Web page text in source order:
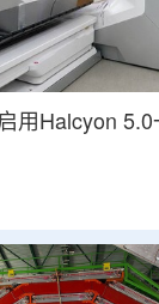
用Halcyon